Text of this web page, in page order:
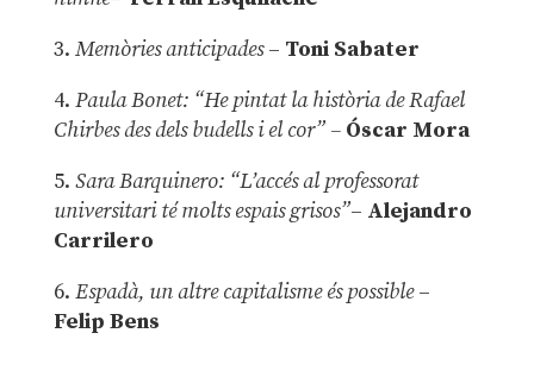
3. Memòries anticipades– Toni Sabater
4. Paula Bonet: “He pintat la història de Rafael
Chirbes des dels budells i el cor” –Óscar Mora
5. Sara Barquinero: “L’accés al professorat
universitari té molts espais grisos”– Alejandro
Carrilero
6. Espadà, un altre capitalisme és possible –
Felip Bens